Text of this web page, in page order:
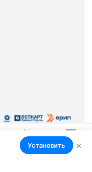
Сравнение Войти
местных
органов по
Установить ×